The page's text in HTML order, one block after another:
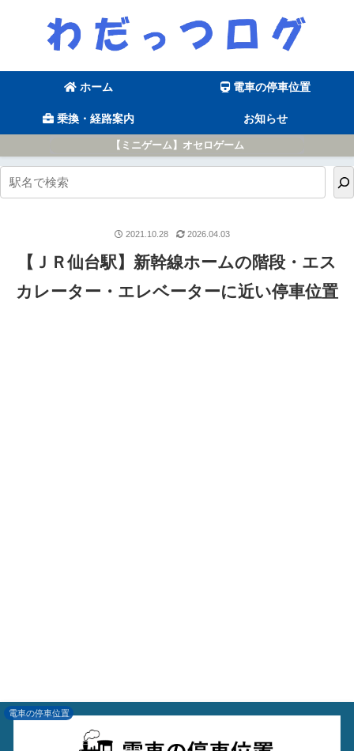
ホーム 電車の停車位置
乗換・経路案内 お知らせ
【ミニゲーム】オセロゲーム
【ＪＲ仙台駅】新幹線ホームの階段・エス
カレーター・エレベーターに近い停車位置
電車の停車位置
2021.10.28 2026.04.03